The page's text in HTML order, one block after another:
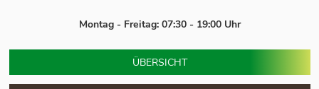
Montag - Freitag: 07:30 - 19:00 Uhr
ÜBERSICHT